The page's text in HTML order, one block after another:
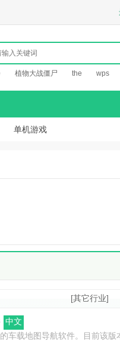
植物大战僵尸 the wps
单机游戏
[其它行业]
中文
载地图导航软件。目前该版